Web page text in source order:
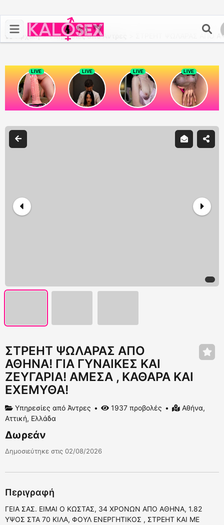
Αρχική >Υπηρεσίες από Άντρες ΣΤΡΕΗΤ ΨΩΛΑΡΑΣ ΑΠΟ
ΣΤΡΕΗΤ ΨΩΛΑΡΑΣ ΑΠΟ
ΑΘΗΝΑ! ΓΙΑ ΓΥΝΑΙΚΕΣ ΚΑΙ
ΖΕΥΓΑΡΙΑ! ΑΜΕΣΑ , ΚΑΘΑΡΑ ΚΑΙ
ΕΧΕΜΥΘΑ!
Υπηρεσίες από Άντρες 1937 προβολές
Αθήνα,
Αττική, Ελλάδα
Δωρεάν
Δημοσιεύτηκε στις 02/08/2026
Περιγραφή
ΓΕΙΑ ΣΑΣ. ΕΙΜΑΙ Ο ΚΩΣΤΑΣ, 34 ΧΡΟΝΩΝ ΑΠΟ ΑΘΗΝΑ, 1.82
ΥΨΟΣ ΣΤΑ 70 ΚΙΛΑ, ΦΟΥΛ ΕΝΕΡΓΗΤΙΚΟΣ , ΣΤΡΕΗΤ ΚΑΙ ΜΕ